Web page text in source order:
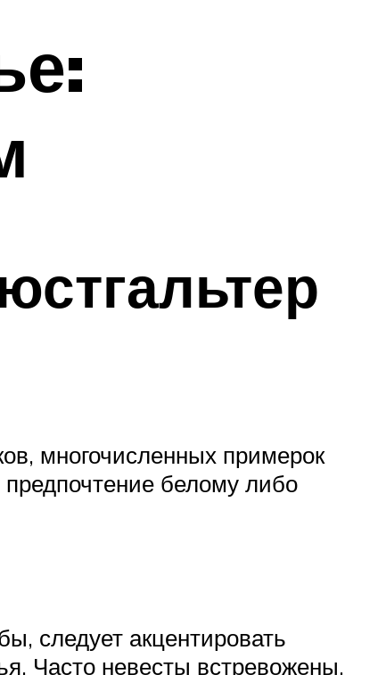
многочисленных примерок
белому либо
следует акцентировать
Часто невесты встревожены,